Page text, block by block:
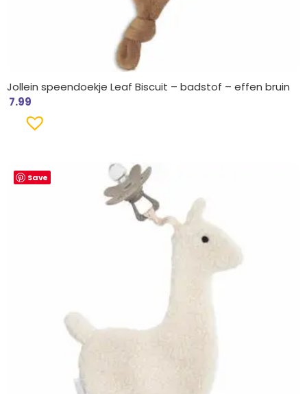
Jollein speendoekje Leaf Biscuit – badstof – effen bruin
7.99
Save